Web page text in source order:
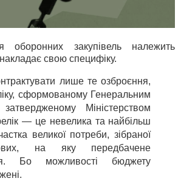
оборонних закупівель належить
свою специфіку.
лише те озброєння,
сформованому Генеральним
Міністерством
— це невелика та найбільш
великої потреби, зібраної
на яку передбачене
Бо можливості бюджету